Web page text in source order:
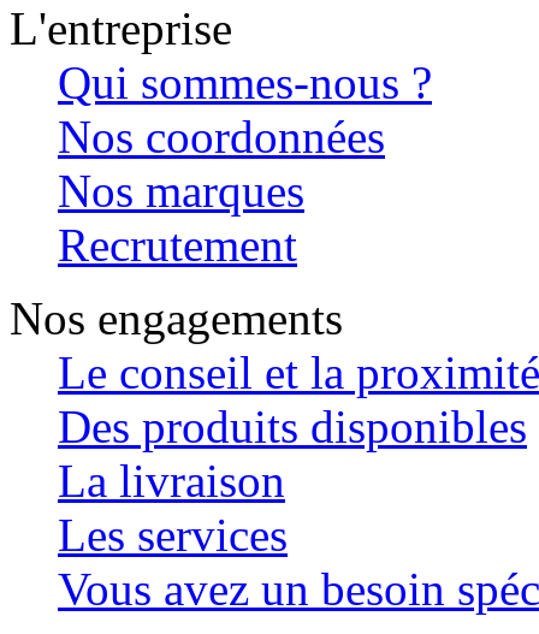
L'entreprise
Qui sommes-nous ?
Nos coordonnées
Nos marques
Recrutement
Nos engagements
Le conseil et la proximité
Des produits disponibles
La livraison
Les services
Vous avez un besoin